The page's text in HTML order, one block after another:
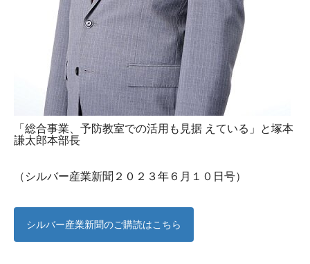
「総合事業、予防教室での活用も見据 えている」と塚本
謙太郎本部長
（シルバー産業新聞２０２３年６月１０日号）
シルバー産業新聞のご購読はこちら